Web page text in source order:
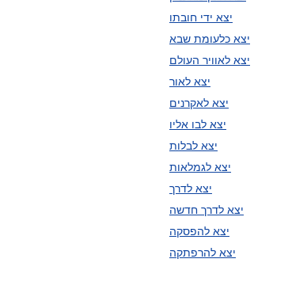
יצא ידי חובתו
יצא כלעומת שבא
יצא לאוויר העולם
יצא לאור
יצא לאקרנים
יצא לבו אליו
יצא לבלות
יצא לגמלאות
יצא לדרך
יצא לדרך חדשה
יצא להפסקה
יצא להרפתקה